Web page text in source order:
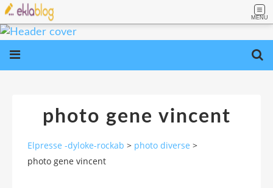
MENU
photo gene vincent
Elpresse -dyloke-rockab > photo diverse >
photo gene vincent